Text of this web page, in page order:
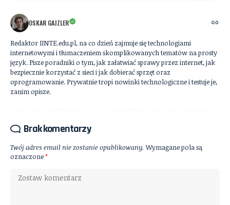
OSKAR GAJZLER
Redaktor IINTE.edu.pl, na co dzień zajmuje się technologiami
internetowymi i tłumaczeniem skomplikowanych tematów na prosty
język. Pisze poradniki o tym, jak załatwiać sprawy przez internet, jak
bezpiecznie korzystać z sieci i jak dobierać sprzęt oraz
oprogramowanie. Prywatnie tropi nowinki technologiczne i testuje je,
zanim opisze.
Brak komentarzy
Twój adres email nie zostanie opublikowany. Wymagane pola są
oznaczone*